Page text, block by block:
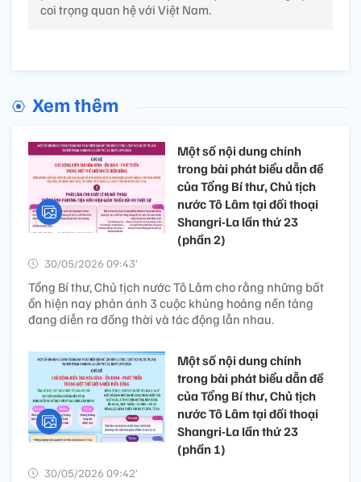
coi trọng quan hệ với Việt Nam.
Xem thêm
Một số nội dung chính
trong bài phát biểu dẫn đề
của Tổng Bí thư, Chủ tịch
nước Tô Lâm tại đối thoại
Shangri-La lần thứ 23
(phần 2)
30/05/2026 09:43’
Tổng Bí thư, Chủ tịch nước Tô Lâm cho rằng những bất
ổn hiện nay phản ánh 3 cuộc khủng hoảng nền tảng
đang diễn ra đồng thời và tác động lẫn nhau.
Một số nội dung chính
trong bài phát biểu dẫn đề
của Tổng Bí thư, Chủ tịch
nước Tô Lâm tại đối thoại
Shangri-La lần thứ 23
(phần 1)
30/05/2026 09:42’